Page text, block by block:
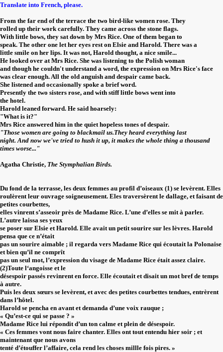
Translate into French, please.
From the far end of the terrace the two bird-like women rose. They
rolled up their work carefully. They came across the stone flags.
With little bows, they sat down by Mrs Rice. One of them began to
speak. The other one let her eyes rest on Elsie and Harold. There was a
little smile on her lips. It was not, Harold thought, a nice smile...
He looked over at Mrs Rice. She was listening to the Polish woman
and though he couldn't understand a word, the expression on Mrs Rice's face
was clear enough. All the old anguish and despair came back.
She listened and occasionally spoke a brief word.
Presently the two sisters rose, and with stiff little bows went into
the hotel.
Harold leaned forward. He said hoarsely:
"What is it?"
Mrs Rice answered him in the quiet hopeless tones of despair.
"Those women are going to blackmail us.They heard everything last
night. And now we've tried to hush it up, it makes the whole thing a thousand
times worse..."
Agatha Christie, The Stymphalian Birds.
Du fond de la terrasse, les deux femmes au profil d’oiseaux (1) se levèrent. Elles
roulèrent leur ouvrage soigneusement. Eles traversèrent le dallage, et faisant de
petites courbettes,
elles vinrent s’asseoir près de Madame Rice. L’une d’elles se mit à parler.
L’autre laissa ses yeux
se poser sur Elsie et Harold. Elle avait un petit sourire sur les lèvres. Harold
pensa que ce n’était
pas un sourire aimable ; il regarda vers Madame Rice qui écoutait la Polonaise
et bien qu’il ne comprît
pas un seul mot, l’expression du visage de Madame Rice était assez claire.
(2)Toute l‘angoisse et le
désespoir passés revinrent en force. Elle écoutait et disait un mot bref de temps
à autre.
Puis les deux sœurs se levèrent, et avec des petites courbettes tendues, entrèrent
dans l’hôtel.
Harold se pencha en avant et demanda d’une voix rauque ;
« Qu’est-ce qui se passe ? »
Madame Rice lui répondit d’un ton calme et plein de désespoir.
« Ces femmes vont nous faire chanter. Elles ont tout entendu hier soir ; et
maintenant que nous avons
tenté d’étouffer l’affaire, cela rend les choses millle fois pires. »